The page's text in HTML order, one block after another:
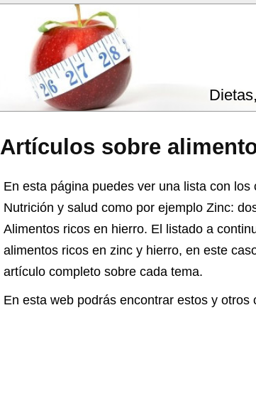
Artículos sobre
salud
En esta página puedes ver una lista con
Nutrición y salud como por ejemplo Zinc:
Alimentos ricos en hierro. El listado a
alimentos ricos en zinc y hierro, en este
artículo completo sobre cada tema.
En esta web podrás encontrar estos y